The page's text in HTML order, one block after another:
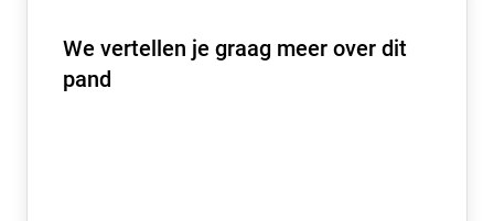
We vertellen je graag meer over dit
pand